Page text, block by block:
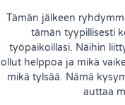
Tämän jälkeen
tämän tyypillisesti
työpaikoillasi. Näihin
ollut helppoa ja mikä
mikä tylsää. Nämä
auttaa